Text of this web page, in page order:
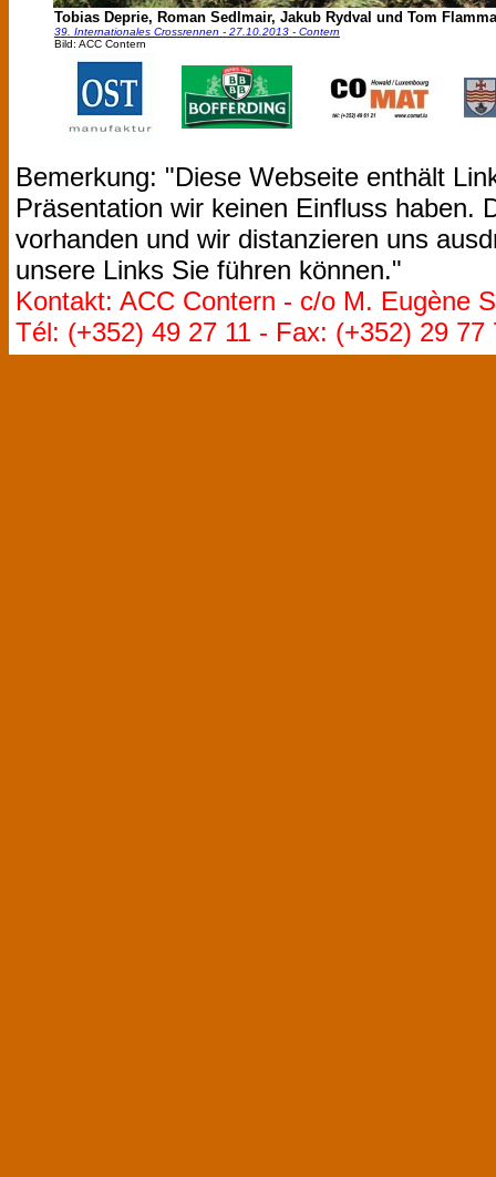
Tobias Deprie, Roman Sedlmair, Jakub Rydval und Tom
39. Internationales Crossrennen - 27.10.2013 - Contern
Bild: ACC Contern
Bemerkung: "Diese Webseite enthält
Präsentation wir keinen Einfluss haben.
vorhanden und wir distanzieren uns
unsere Links Sie führen können."
Kontakt: ACC Contern - c/o M. Eugène
Tél: (+352) 49 27 11 - Fax: (+352) 29